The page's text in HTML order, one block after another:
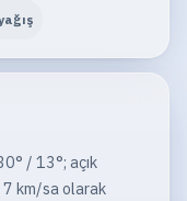
/ 13°; açık
7 km/sa olarak